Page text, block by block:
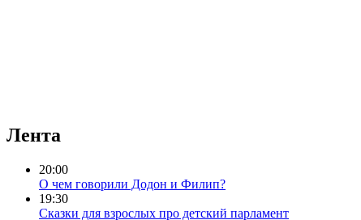
Лента
20:00
О чем говорили Додон и Филип?
19:30
Сказки для взрослых про детский парламент